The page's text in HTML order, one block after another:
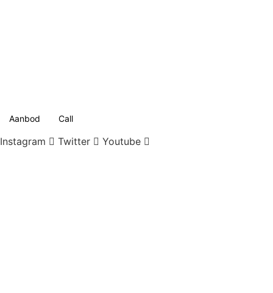
Aanbod Call
Instagram Twitter Youtube